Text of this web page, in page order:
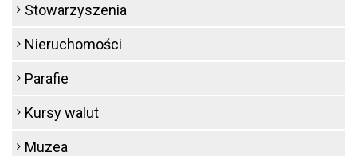
Stowarzyszenia
Nieruchomości
Parafie
Kursy walut
Muzea